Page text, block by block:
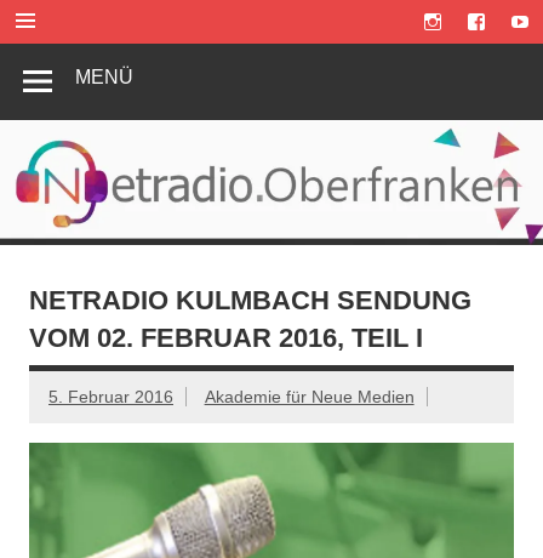
Inhalt
springen
MENÜ
NETRADIO KULMBACH SENDUNG
VOM 02. FEBRUAR 2016, TEIL I
5. Februar 2016 Akademie für Neue Medien